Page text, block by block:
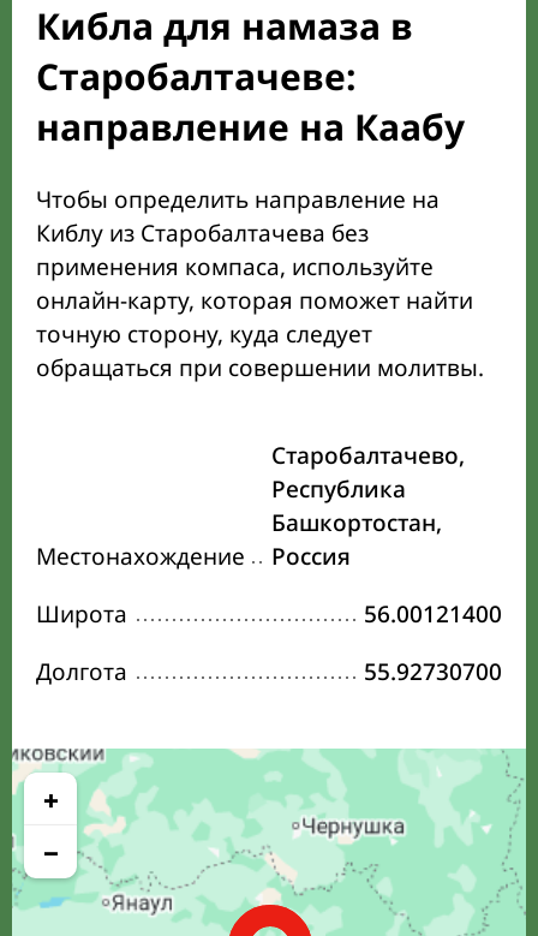
Кибла для намаза в
Старобалтачеве:
направление на Каабу
Чтобы определить направление на
Киблу из Старобалтачева без
применения компаса, используйте
онлайн-карту, которая поможет найти
точную сторону, куда следует
обращаться при совершении молитвы.
Местонахождение
Старобалтачево,
Республика
Башкортостан,
Россия
Широта
56.00121400
Долгота
55.92730700
+
−